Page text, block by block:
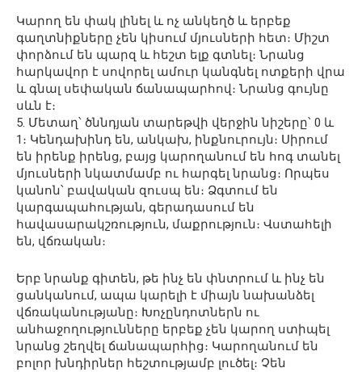
Կարող են փակ լինել և ոչ անկեղծ և երբեք
գաղտնիքները չեն կիսում մյուսների հետ։ Միշտ
փորձում են պարզ և հեշտ ելք գտնել։ Նրանց
հարկավոր է սովորել ամուր կանգնել ոտքերի վրա
և գնալ սեփական ճանապարհով։ Նրանց գույնը
սևն է։
5. Մետաղ՝ ծննդյան տարեթվի վերջին նիշերը՝ 0 և
1։ Կենդախինդ են, անկախ, ինքնուրույն։ Սիրում
են իրենք իրենց, բայց կարողանում են հոգ տանել
մյուսների նկատմամբ ու հարգել նրանց։ Որպես
կանոն՝ բավական զուսպ են։ Ձգտում են
կարգապահության, գերադասում են
հավասարակշռություն, մաքրություն։ Վստահելի
են, վճռական։
Երբ նրանք գիտեն, թե ինչ են փնտրում և ինչ են
ցանկանում, ապա կարելի է միայն նախանձել
վճռականությանը։ Խոչընդոտներն ու
անհաջողությունները երբեք չեն կարող ստիպել
նրանց շեղվել ճանապարհից։ Կարողանում են
բոլոր խնդիրներ հեշտությամբ լուծել։ Չեն